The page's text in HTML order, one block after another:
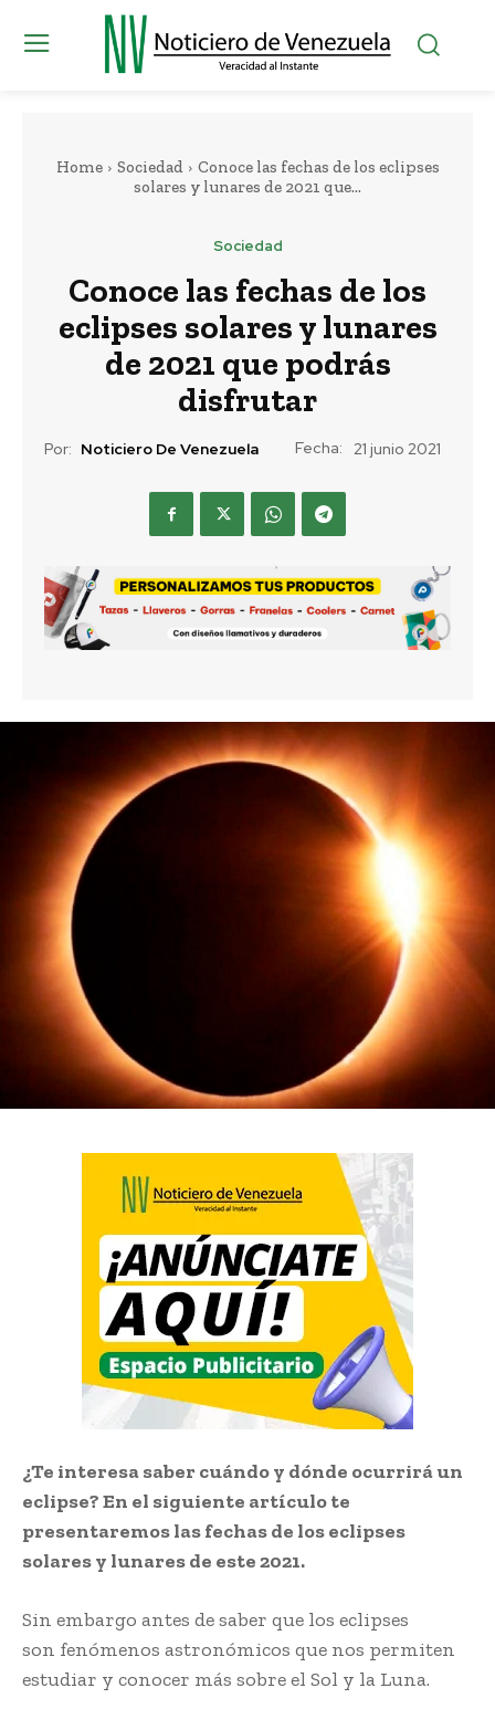
Home Sociedad
Conoce las fechas de los eclipses
solares y lunares de 2021 que...
Sociedad
Conoce las fechas de los
eclipses solares y lunares
de 2021 que podrás
disfrutar
Por: Noticiero De Venezuela Fecha: 21 junio 2021
¿Te interesa saber cuándo y dónde ocurrirá un
eclipse? En el siguiente artículo te
presentaremos las fechas de los eclipses
solares y lunares de este 2021.
Sin embargo antes de saber que los eclipses
son fenómenos astronómicos que nos permiten
estudiar y conocer más sobre el Sol y la Luna.